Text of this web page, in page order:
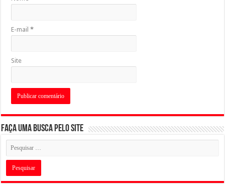
E-mail*
Site
Faça uma busca pelo Site